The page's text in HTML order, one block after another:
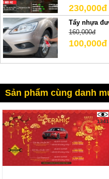
230,000đ
Tẩy nhựa
160,000đ
100,000đ
Sản phẩm cùng danh
1341